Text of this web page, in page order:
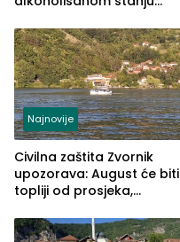
telefon
Najnovije
Civilna zaštita Zvornik
upozorava: August će biti
topliji od prosjeka,
nestašice vode